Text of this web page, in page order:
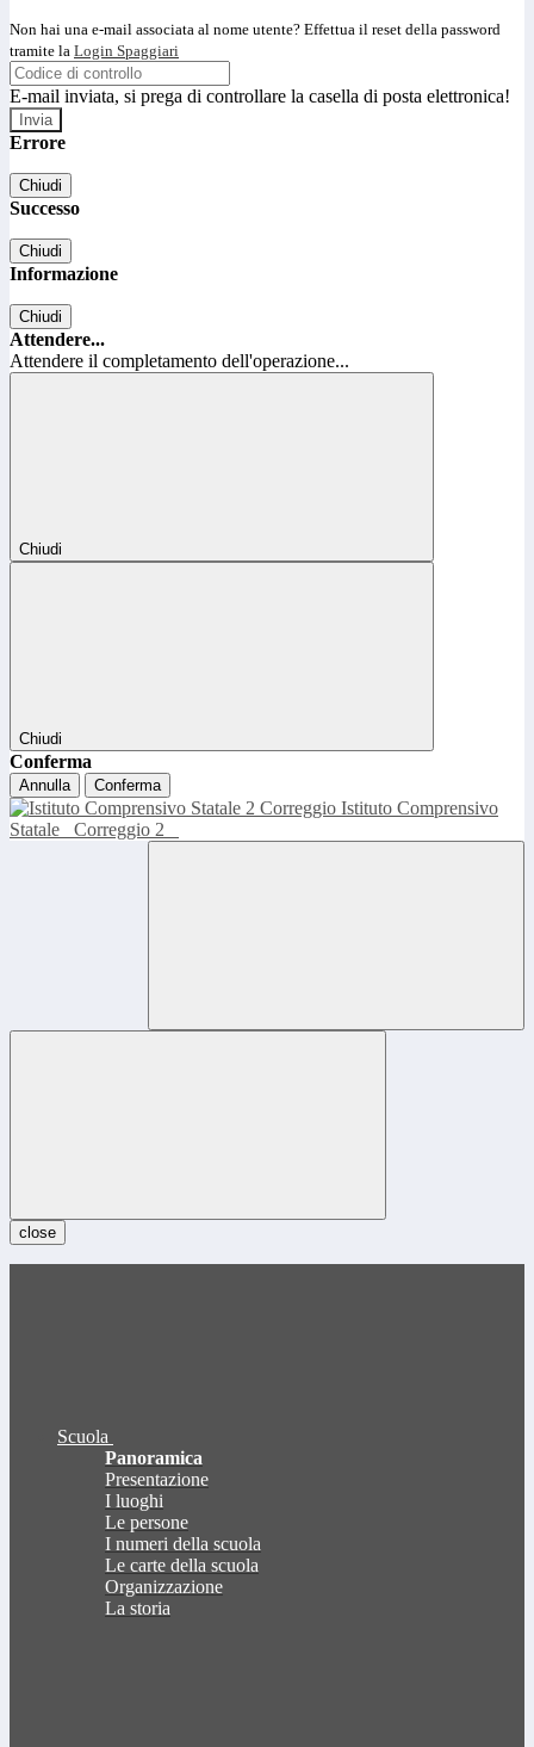
Non hai una e-mail associata al nome utente? Effettua il reset della password
tramite la Login Spaggiari
E-mail inviata, si prega di controllare la casella di posta elettronica!
Errore
Chiudi
Successo
Chiudi
Informazione
Chiudi
Attendere...
Attendere il completamento dell'operazione...
Chiudi
Chiudi
Conferma
Annulla Conferma
Istituto Comprensivo
Statale
Correggio 2
close
Scuola
Panoramica
Presentazione
I luoghi
Le persone
I numeri della scuola
Le carte della scuola
Organizzazione
La storia